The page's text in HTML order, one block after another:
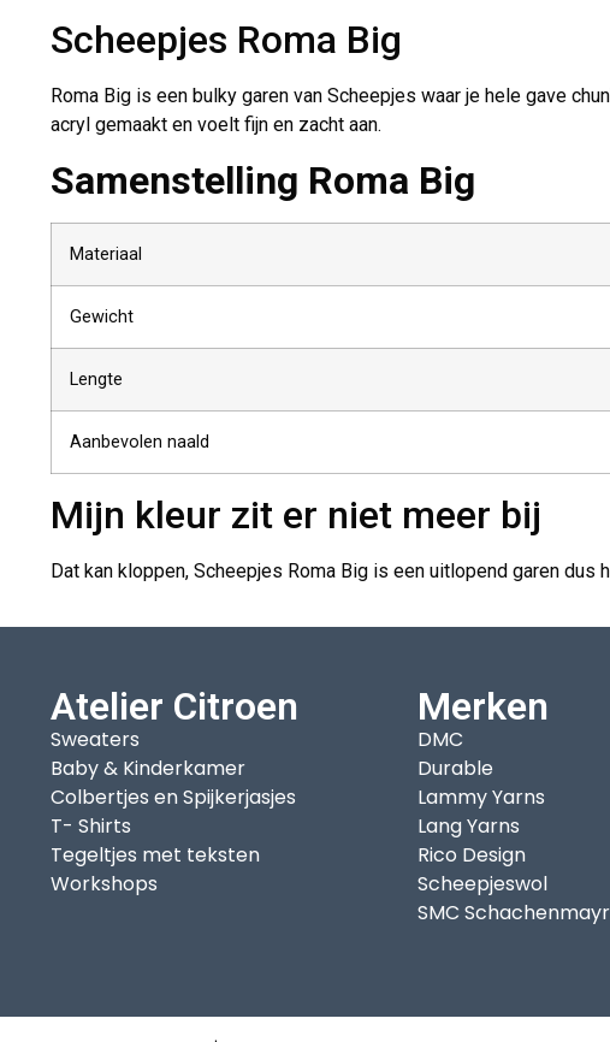
Scheepjes Roma Big
Roma Big is een bulky garen van Scheepjes waar je hele gave
acryl gemaakt en voelt fijn en zacht aan.
Samenstelling Roma Big
Materiaal
Gewicht
Lengte
Aanbevolen naald
Mijn kleur zit er niet meer bij
Dat kan kloppen, Scheepjes Roma Big is een uitlopend garen
Atelier Citroen
Sweaters
Baby & Kinderkamer
Colbertjes en Spijkerjasjes
T- Shirts
Tegeltjes met teksten
Workshops
Merken
DMC
Durable
Lammy Yarns
Lang Yarns
Rico Design
Scheepjeswol
SMC Schachenmayr